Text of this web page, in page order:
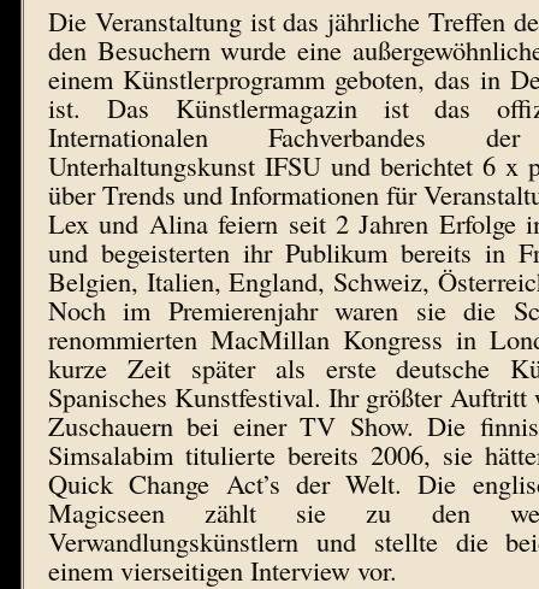
Die Veranstaltung ist das jährliche Treffen
den Besuchern wurde eine
einem Künstlerprogramm geboten, das in
ist. Das Künstlermagazin ist das
Internationalen Fachverbandes
Unterhaltungskunst IFSU und berichtet 6 x
über Trends und Informationen für
Lex und Alina feiern seit 2 Jahren Erfolge
und begeisterten ihr Publikum bereits in
Belgien, Italien, England, Schweiz,
Noch im Premierenjahr waren sie die
renommierten MacMillan Kongress in
kurze Zeit später als erste deutsche
Spanisches Kunstfestival. Ihr größter
Zuschauern bei einer TV Show. Die
Simsalabim titulierte bereits 2006, sie
Quick Change Act’s der Welt. Die
Magicseen zählt sie zu den
Verwandlungskünstlern und stellte die
einem vierseitigen Interview vor.